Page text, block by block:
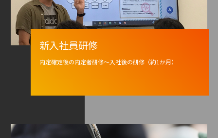
新入社員研修
内定確定後の内定者研修～入社後の研修（約1か月）